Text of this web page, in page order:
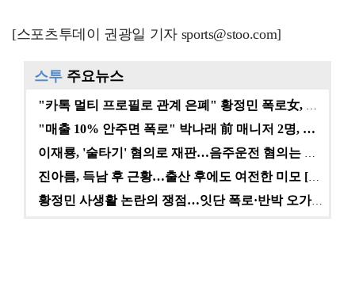
[스포츠투데이 권광일 기자 sports@stoo.com]
스투 주요뉴스
"매출 10% 안주면 폭로" 박나래 前 매니저 2명, …
황정민 사생활 논란의 쟁점…잇단 폭로·반박 오가는 소모…